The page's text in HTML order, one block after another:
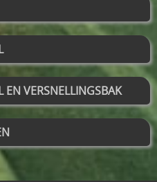
EN VERSNELLINGSBAK